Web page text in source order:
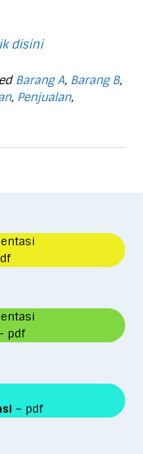
disini
Barang A, Barang B,
, Penjualan,
pdf
– pdf